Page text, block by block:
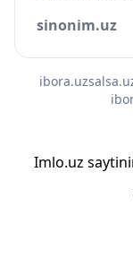
sinonim.uz
ibora.uz
Imlo.uz